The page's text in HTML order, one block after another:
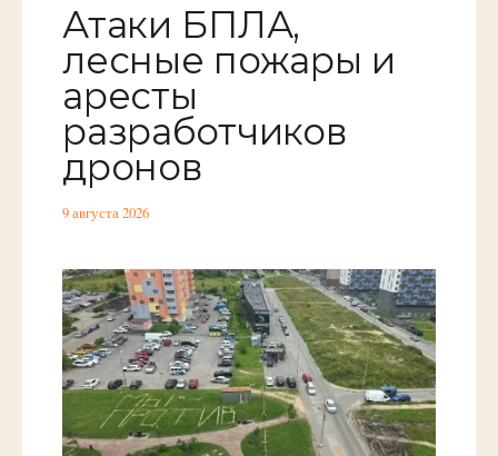
Атаки БПЛА,
лесные пожары и
аресты
разработчиков
дронов
9 августа 2026